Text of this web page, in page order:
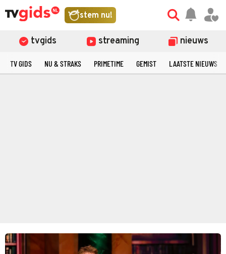
stem nu!
tvgids streaming nieuws
TV GIDS NU & STRAKS PRIMETIME GEMIST LAATSTE NIEUWS